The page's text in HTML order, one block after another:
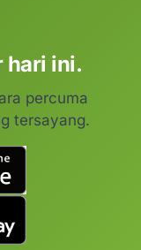
hari ini.
percuma
tersayang.